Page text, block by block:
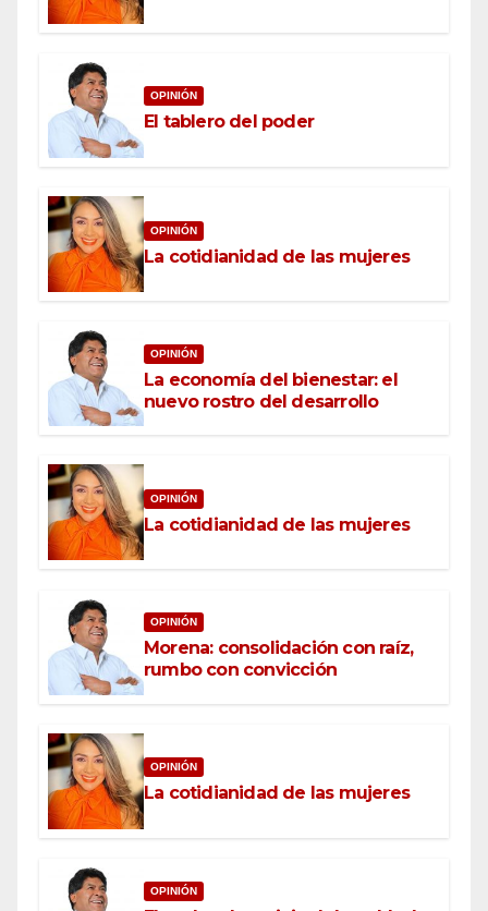
OPINIÓN
El tablero del poder
OPINIÓN
La cotidianidad de las mujeres
OPINIÓN
La economía del bienestar: el
nuevo rostro del desarrollo
OPINIÓN
La cotidianidad de las mujeres
OPINIÓN
Morena: consolidación con raíz,
rumbo con convicción
OPINIÓN
La cotidianidad de las mujeres
OPINIÓN